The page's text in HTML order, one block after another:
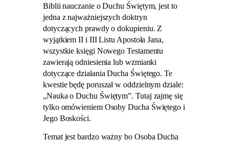
Biblii nauczanie o Duchu Świętym, jest to
jedna z najważniejszych doktryn
dotyczących prawdy o dokupieniu. Z
wyjątkiem II i III Listu Apostoła Jana,
wszystkie księgi Nowego Testamentu
zawierają odniesienia lub wzmianki
dotyczące działania Ducha Świętego. Te
kwestie będę poruszał w oddzielnym dziale:
„Nauka o Duchu Świętym”. Tutaj zajmę się
tylko omówieniem Osoby Ducha Świętego i
Jego Boskości.
Temat jest bardzo ważny bo Osoba Ducha